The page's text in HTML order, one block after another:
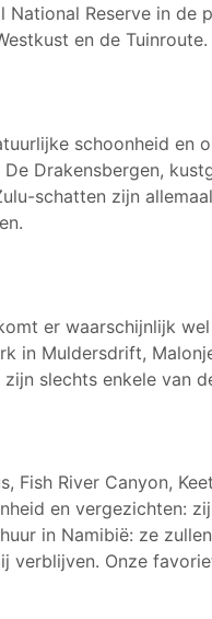
Reserve in de
en de Tuinroute.
schoonheid en
Drakensbergen,
schatten zijn
er waarschijnlijk
in Muldersdrift,
slechts enkele van
Fish River Canyon,
en vergezichten:
in Namibië: ze
verblijven. Onze